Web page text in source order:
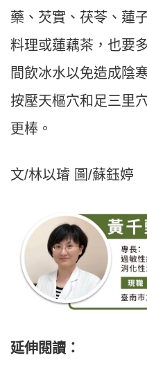
藥、芡實、茯苓、蓮
料理或蓮藕茶，也要
間飲冰水以免造成陰
按壓天樞穴和足三里
更棒。
文/林以璿 圖/蘇鈺婷
延伸閱讀：